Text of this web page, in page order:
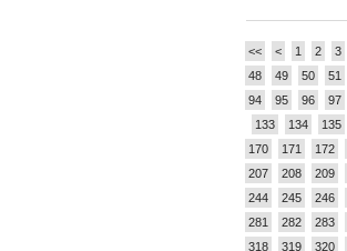
<< < 1 2 3
48
49 50 51
94
95 96 97
133
134 135
170
171 172
207
208 209
244
245 246
281
282 283
318
319 320